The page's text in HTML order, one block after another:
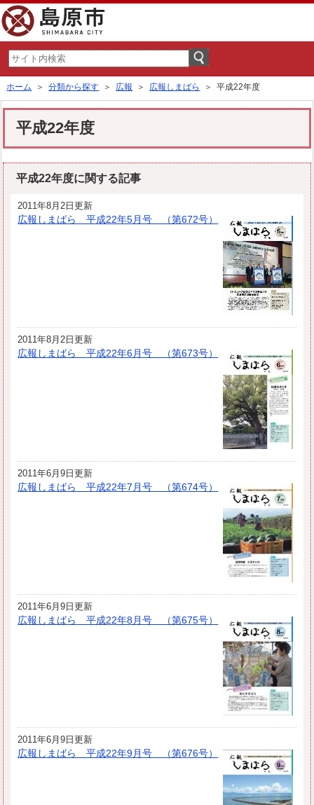
ホーム ＞分類から探す ＞ 広報 ＞ 広報しまばら ＞ 平成22年度
平成22年度
平成22年度に関する記事
2011年8月2日更新
広報しまばら 平成22年5月号 （第672号）
2011年8月2日更新
広報しまばら 平成22年6月号 （第673号）
2011年6月9日更新
広報しまばら 平成22年7月号 （第674号）
2011年6月9日更新
広報しまばら 平成22年8月号 （第675号）
2011年6月9日更新
広報しまばら 平成22年9月号 （第676号）